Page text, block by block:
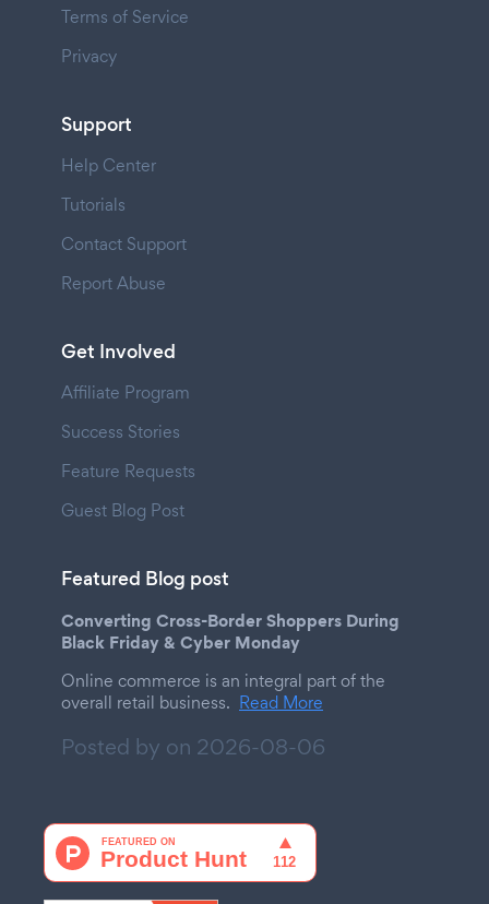
Terms of Service
Privacy
Support
Help Center
Tutorials
Contact Support
Report Abuse
Get Involved
Affiliate Program
Success Stories
Feature Requests
Guest Blog Post
Featured Blog post
Converting Cross-Border Shoppers During
Black Friday & Cyber Monday
Online commerce is an integral part of the
overall retail business. Read More
Posted by on 2026-08-06